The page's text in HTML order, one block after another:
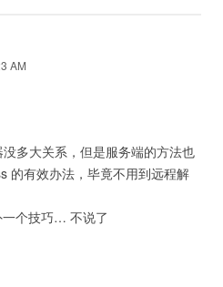
AM
多大关系，但是服务端的方法也
的有效办法，毕竟不用到远程解
个技巧… 不说了